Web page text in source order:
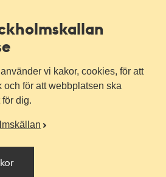
vi kakor, cookies, för att
och för att webbplatsen ska
dig.